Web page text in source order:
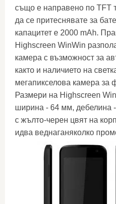
също е направено по TFT
да се притеснявате за
капацитет е 2000 mAh.
Highscreen WinWin
камера с възможност за
както и наличието на
мегапикселова камера за
Размери на Highscreen
ширина - 64 мм, дебелина
с жълто-черен цвят на
идва веднаганяколко